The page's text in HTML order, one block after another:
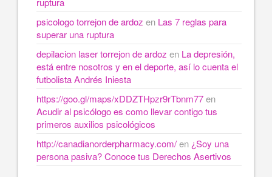
psicologo torrejon de ardoz en Las 7 reglas para
superar una ruptura
depilacion laser torrejon de ardoz en La depresión,
está entre nosotros y en el deporte, así lo cuenta el
futbolista Andrés Iniesta
https://goo.gl/maps/xDDZTHpzr9rTbnm77en
Acudir al psicólogo es como llevar contigo tus
primeros auxilios psicológicos
http://canadianorderpharmacy.com/en ¿Soy una
persona pasiva? Conoce tus Derechos Asertivos